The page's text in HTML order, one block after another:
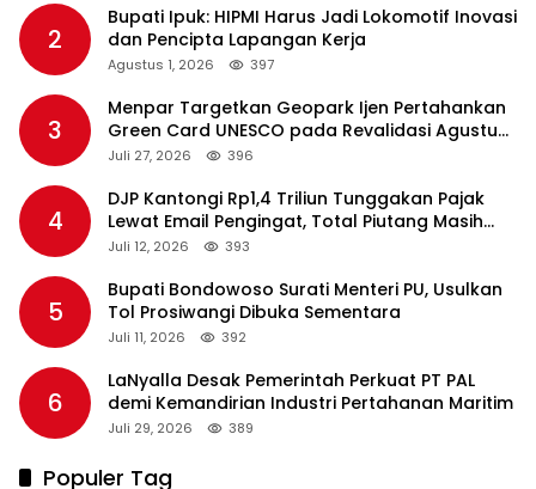
2
Bupati Ipuk: HIPMI Harus Jadi Lokomotif Inovasi
dan Pencipta Lapangan Kerja
Agustus 1, 2026 397
3
Menpar Targetkan Geopark Ijen Pertahankan
Green Card UNESCO pada Revalidasi Agustus
2026
Juli 27, 2026 396
4
DJP Kantongi Rp1,4 Triliun Tunggakan Pajak
Lewat Email Pengingat, Total Piutang Masih
Rp36 Triliun
Juli 12, 2026 393
5
Bupati Bondowoso Surati Menteri PU, Usulkan
Tol Prosiwangi Dibuka Sementara
Juli 11, 2026 392
6
LaNyalla Desak Pemerintah Perkuat PT PAL
demi Kemandirian Industri Pertahanan Maritim
Juli 29, 2026 389
Populer Tag